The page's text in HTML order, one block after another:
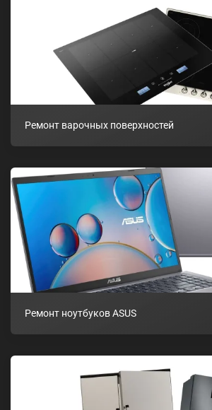
Ремонт варочных поверхностей
Ремонт ноутбуков ASUS